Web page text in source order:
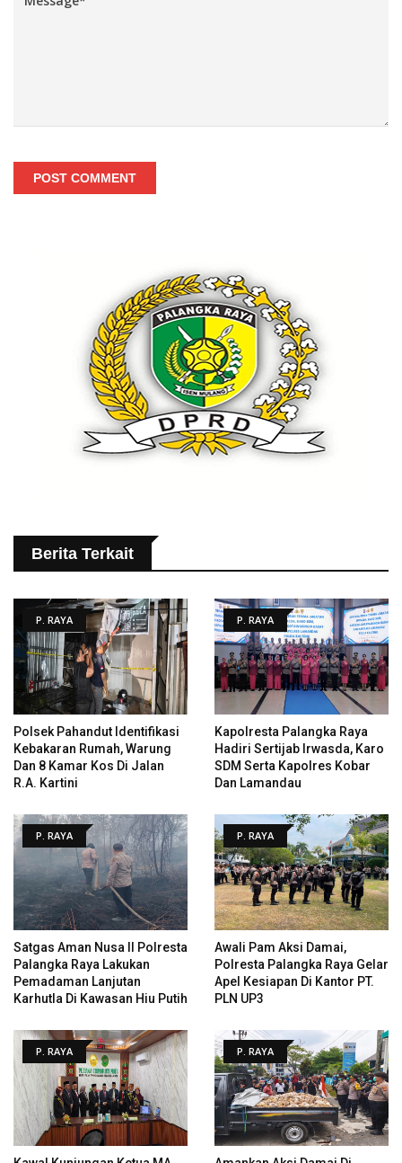
POST COMMENT
Berita Terkait
P. RAYA
Polsek Pahandut Identifikasi
Kebakaran Rumah, Warung
Dan 8 Kamar Kos Di Jalan
R.A. Kartini
P. RAYA
Kapolresta Palangka Raya
Hadiri Sertijab Irwasda, Karo
SDM Serta Kapolres Kobar
Dan Lamandau
P. RAYA
Satgas Aman Nusa II Polresta
Palangka Raya Lakukan
Pemadaman Lanjutan
Karhutla Di Kawasan Hiu Putih
P. RAYA
Awali Pam Aksi Damai,
Polresta Palangka Raya Gelar
Apel Kesiapan Di Kantor PT.
PLN UP3
P. RAYA P. RAYA